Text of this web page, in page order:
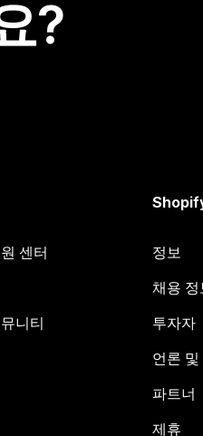
?
센터
니티
정보
채용 정
투자자
언론 및
파트너
제휴